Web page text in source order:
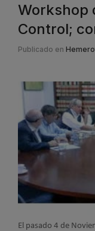
Workshop
Control;
Publicado en
El pasado 4 de